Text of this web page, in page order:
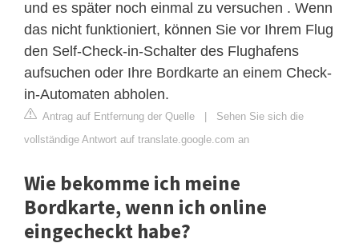
und es später noch einmal zu versuchen . Wenn
das nicht funktioniert, können Sie vor Ihrem Flug
den Self-Check-in-Schalter des Flughafens
aufsuchen oder Ihre Bordkarte an einem Check-
in-Automaten abholen.
Antrag auf Entfernung der Quelle | Sehen Sie sich die
vollständige Antwort auf translate.google.com an
Wie bekomme ich meine
Bordkarte, wenn ich online
eingecheckt habe?